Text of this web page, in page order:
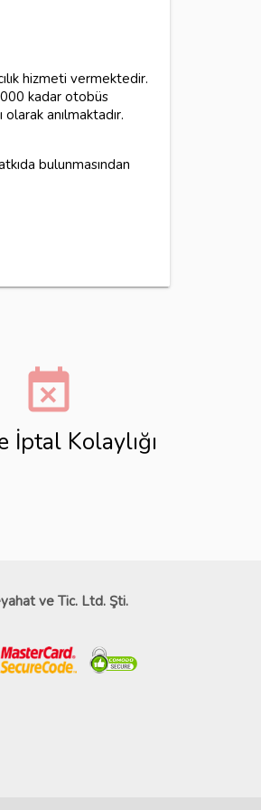
hizmeti vermektedir.
kadar otobüs
anılmaktadır.
bulunmasından
event_busy
İptal Kolaylığı
ve Tic. Ltd. Şti.